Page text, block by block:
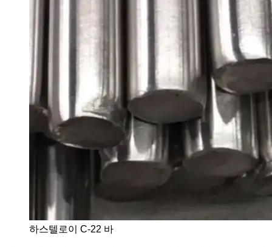
하스텔로이 C-22 바